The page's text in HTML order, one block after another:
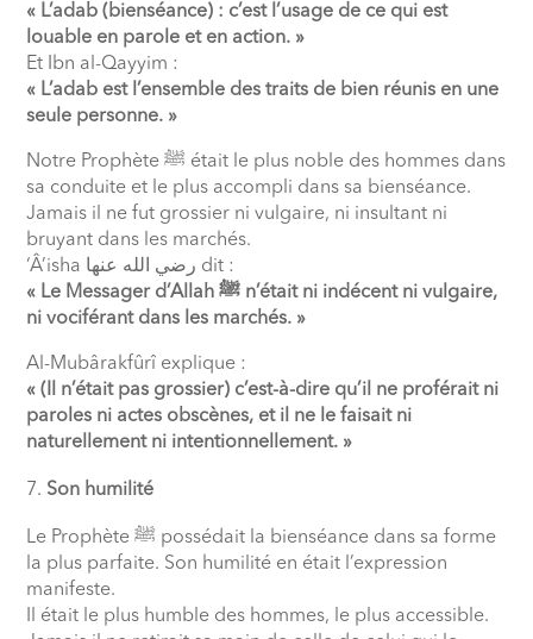
« L’adab (bienséance) : c’est l’usage de ce qui est
louable en parole et en action. »
Et Ibn al-Qayyim :
« L’adab est l’ensemble des traits de bien réunis en une
seule personne. »
Notre Prophèteﷺ était le plus noble des hommes dans
sa conduite et le plus accompli dans sa bienséance.
Jamais il ne fut grossier ni vulgaire, ni insultant ni
bruyant dans les marchés.
‘Â’isha رضي الله عنها dit :
« Le Messager d’Allahﷺ n’était ni indécent ni vulgaire,
ni vociférant dans les marchés. »
Al-Mubârakfûrî explique :
« (Il n’était pas grossier) c’est-à-dire qu’il ne proférait ni
paroles ni actes obscènes, et il ne le faisait ni
naturellement ni intentionnellement. »
Son humilité
Le Prophèteﷺ possédait la bienséance dans sa forme
la plus parfaite. Son humilité en était l’expression
manifeste.
Il était le plus humble des hommes, le plus accessible.